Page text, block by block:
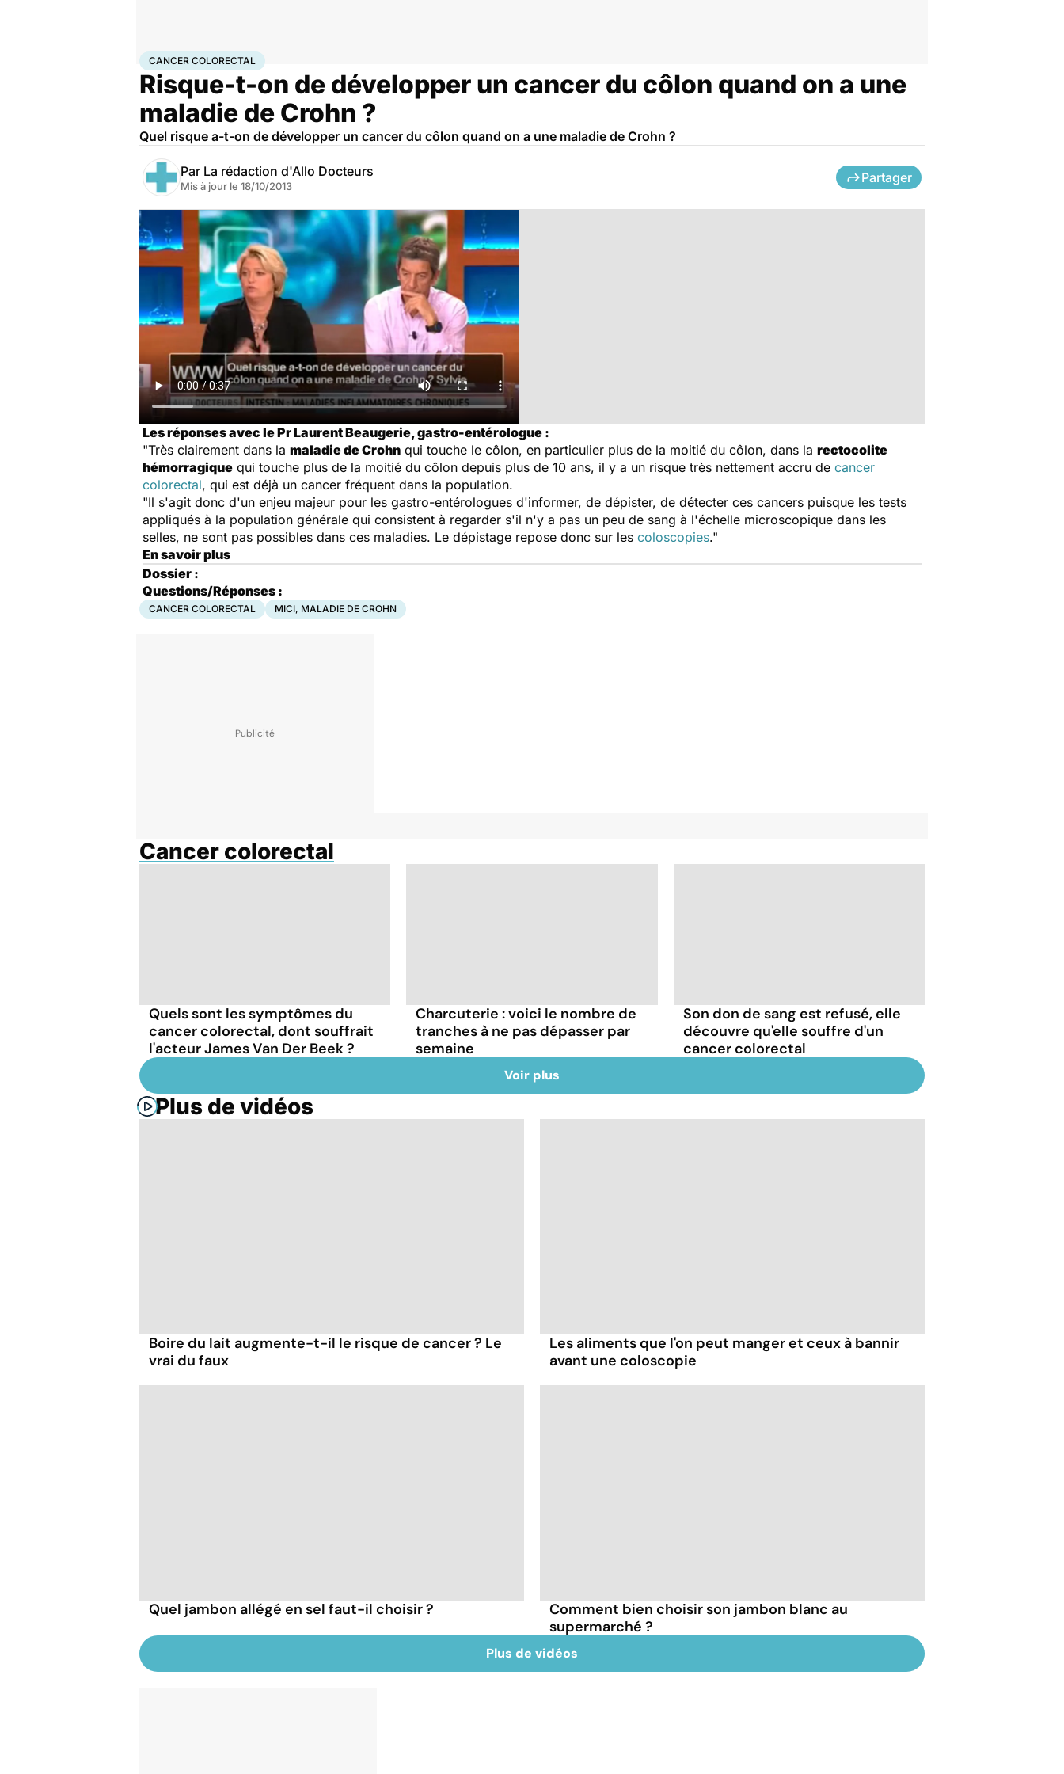
AccueilSantéMaladiesCancer
CANCER COLORECTAL
Risque-t-on de développer un cancer du côlon quand on a une
maladie de Crohn ?
Quel risque a-t-on de développer un cancer du côlon quand on a une maladie de Crohn ?
Par La rédaction d'Allo Docteurs
Mis à jour le 18/10/2013
Partager
Les réponses avec le Pr Laurent Beaugerie, gastro-entérologue :
"Très clairement dans la maladie de Crohn qui touche le côlon, en particulier plus de la moitié du côlon, dans la rectocolite
hémorragique qui touche plus de la moitié du côlon depuis plus de 10 ans, il y a un risque très nettement accru de cancer
colorectal, qui est déjà un cancer fréquent dans la population.
"Il s'agit donc d'un enjeu majeur pour les gastro-entérologues d'informer, de dépister, de détecter ces cancers puisque les tests
appliqués à la population générale qui consistent à regarder s'il n'y a pas un peu de sang à l'échelle microscopique dans les
selles, ne sont pas possibles dans ces maladies. Le dépistage repose donc sur les coloscopies."
En savoir plus
Dossier :
Questions/Réponses :
CANCER COLORECTAL MICI, MALADIE DE CROHN
Cancer colorectal
Quels sont les symptômes du
cancer colorectal, dont souffrait
l'acteur James Van Der Beek ?
Charcuterie : voici le nombre de
tranches à ne pas dépasser par
semaine
Son don de sang est refusé, elle
découvre qu'elle souffre d'un
cancer colorectal
Voir plus
Plus de vidéos
Boire du lait augmente-t-il le risque de cancer ? Le
vrai du faux
Les aliments que l'on peut manger et ceux à bannir
avant une coloscopie
Quel jambon allégé en sel faut-il choisir ?
Comment bien choisir son jambon blanc au
supermarché ?
Plus de vidéos